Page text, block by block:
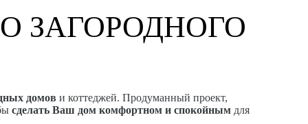
ЗАГОРОДНОГО
домов и коттеджей. Продуманный проект,
сделать Ваш дом комфортном и спокойным для